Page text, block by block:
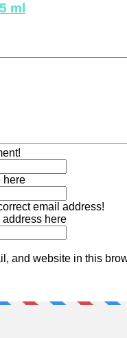
ml
here
email address!
here
and website in this